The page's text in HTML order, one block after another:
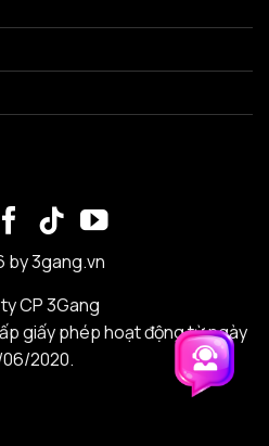
by 3gang.vn
CP 3Gang
giấy phép hoạt động từ ngày
2020.